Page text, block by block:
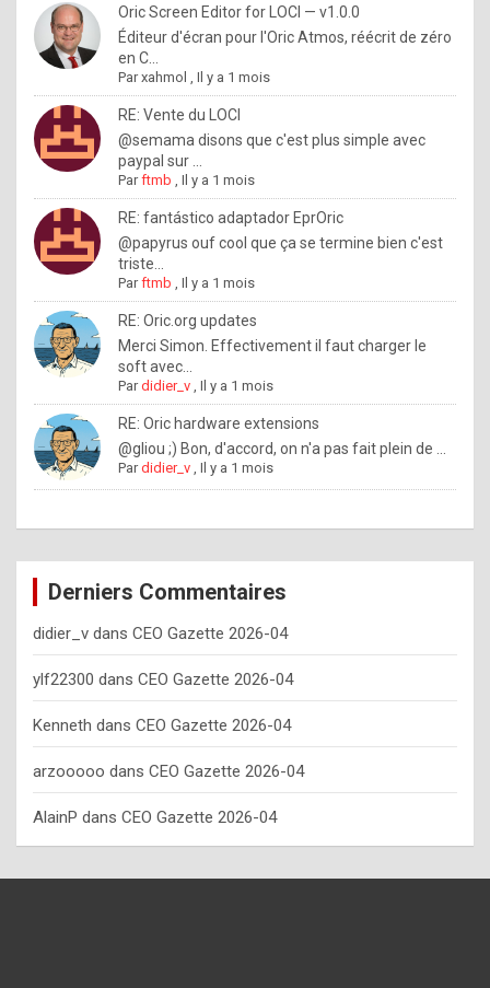
I
f
y
u
w
a
n
t
o
n
o
w
h
o
w
o
t
e
n
y
o
u
s
h
Oric Screen Editor for LOCI — v1.0.0
Éditeur d'écran pour l'Oric Atmos, réécrit de zéro
en C...
Parxahmol ,Il y a 1 mois
RE: Vente du LOCI
@semama disons que c'est plus simple avec
paypal sur ...
Parftmb ,Il y a 1 mois
RE: fantástico adaptador EprOric
@papyrus ouf cool que ça se termine bien c'est
triste...
Parftmb ,Il y a 1 mois
RE: Oric.org updates
Merci Simon. Effectivement il faut charger le
soft avec...
Pardidier_v ,Il y a 1 mois
RE: Oric hardware extensions
@gliou ;) Bon, d'accord, on n'a pas fait plein de ...
Pardidier_v ,Il y a 1 mois
Derniers Commentaires
didier_v dans CEO Gazette 2026-04
ylf22300 dans CEO Gazette 2026-04
Kenneth dans CEO Gazette 2026-04
arzooooo dans CEO Gazette 2026-04
AlainP dans CEO Gazette 2026-04